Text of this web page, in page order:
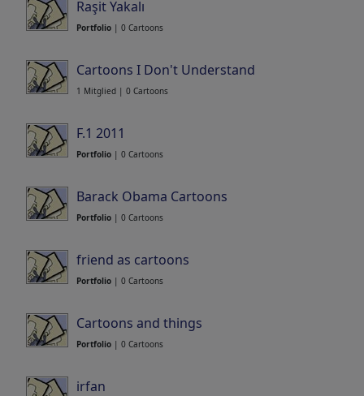
Raşit Yakalı
Portfolio | 0 Cartoons
Cartoons I Don't Understand
1 Mitglied | 0 Cartoons
F.1 2011
Portfolio | 0 Cartoons
Barack Obama Cartoons
Portfolio | 0 Cartoons
friend as cartoons
Portfolio | 0 Cartoons
Cartoons and things
Portfolio | 0 Cartoons
irfan